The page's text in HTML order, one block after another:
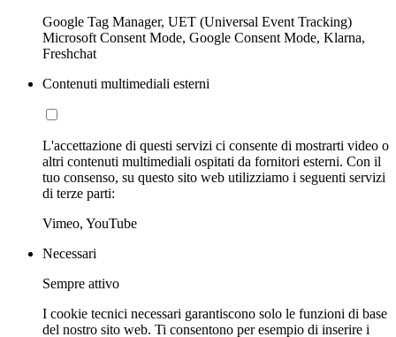
Google Tag Manager, UET (Universal Event Tracking)
Microsoft Consent Mode, Google Consent Mode, Klarna,
Freshchat
Contenuti multimediali esterni
L'accettazione di questi servizi ci consente di mostrarti video o
altri contenuti multimediali ospitati da fornitori esterni. Con il
tuo consenso, su questo sito web utilizziamo i seguenti servizi
di terze parti:
Vimeo, YouTube
Necessari
Sempre attivo
I cookie tecnici necessari garantiscono solo le funzioni di base
del nostro sito web. Ti consentono per esempio di inserire i